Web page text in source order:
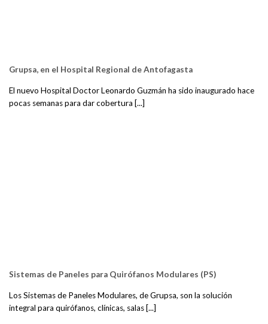
Grupsa, en el Hospital Regional de Antofagasta
El nuevo Hospital Doctor Leonardo Guzmán ha sido inaugurado hace
pocas semanas para dar cobertura [...]
Sistemas de Paneles para Quirófanos Modulares (PS)
Los Sistemas de Paneles Modulares, de Grupsa, son la solución
integral para quirófanos, clínicas, salas [...]